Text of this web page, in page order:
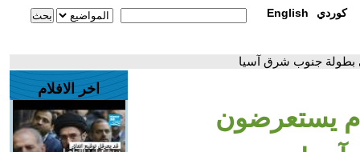
English كوردي
بطولة جنوب شرق آسيا
يستعرضون
اخر الافلام